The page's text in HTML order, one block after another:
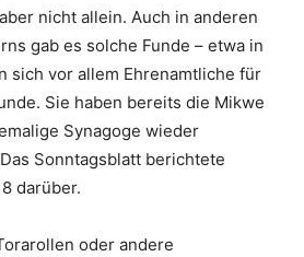
nicht allein. Auch in anderen
gab es solche Funde – etwa in
sich vor allem Ehrenamtliche für
Sie haben bereits die Mikwe
Synagoge wieder
Sonntagsblatt berichtete
darüber.
oder andere